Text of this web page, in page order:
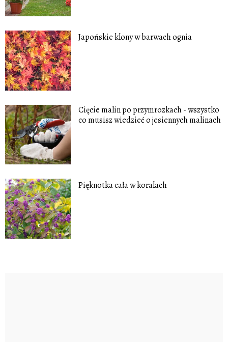
Japońskie klony w barwach ognia
Cięcie malin po przymrozkach - wszystko
co musisz wiedzieć o jesiennych malinach
Pięknotka cała w koralach